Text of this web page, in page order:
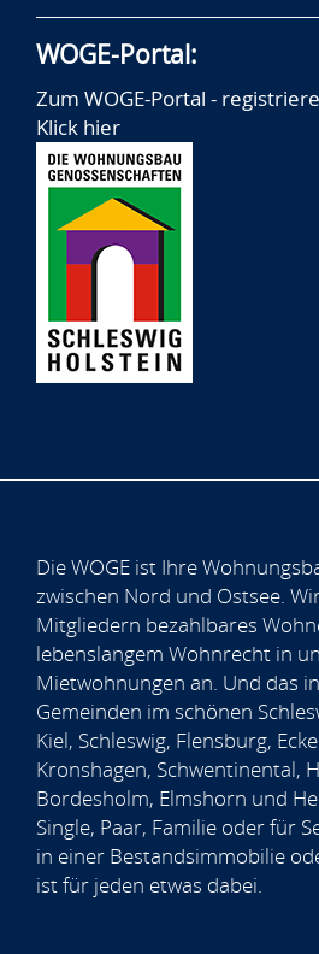
WOGE-Portal:
Zum WOGE-Portal -
Klick hier
Die WOGE ist Ihre
zwischen Nord und Ostsee.
Mitgliedern bezahlbares
lebenslangem Wohnrecht in
Mietwohnungen an. Und das
Gemeinden im schönen
Kiel, Schleswig, Flensburg,
Kronshagen, Schwentinental,
Bordesholm, Elmshorn und
Single, Paar, Familie oder für
in einer Bestandsimmobilie
ist für jeden etwas dabei.